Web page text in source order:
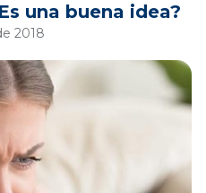
una buena idea?
2018